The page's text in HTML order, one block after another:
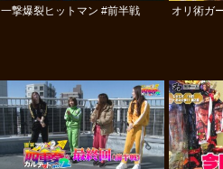
一撃爆裂ヒットマン #前半戦 オリ術ガ